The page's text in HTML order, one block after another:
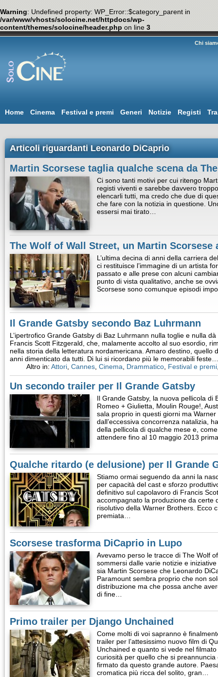
Warning: Undefined property: WP_Error::$category_parent in
/var/www/vhosts/solocine.net/httpdocs/wp-
content/themes/solocine/header.php on line 3
Chi
Home Cinema Festival e premi Generi Notizie Registi
Articoli riguardanti Leonardo DiCaprio
Martin Scorsese taglia qualche scena da
Ci sono tanti motivi per cui ritengo
registi viventi e sarebbe davvero
elencarli tutti, ma credo che due di
che fare con la notizia in questione.
essersi mai tirato…
The Wolf of Wall Street, un Martin Scorsese
L’ultima decina di anni della carriera
ci restituisce l’immagine di un artista
passato e alle prese con alcuni
punto di vista qualitativo, anche se
Scorsese sono comunque episodi
Il Grande Gatsby secondo Baz Luhrmann
L’ipertrofico Grande Gatsby di Baz Luhrmann nulla toglie e nulla
Francis Scott Fitzgerald, che, malamente accolto al suo esordio,
nella storia della letteratura nordamericana. Amaro destino, quello
anni dimenticato da tutti. Di lui si ricordano più le memorabili feste…
Altro in: Attori Cannes Cinema Drammatico Festival e premi
Un secondo trailer per Il Grande Gatsby
Il Grande Gatsby, la nuova pellicola di
Romeo + Giulietta, Moulin Rouge!,
sala proprio in questi giorni ma
dall’eccessiva concorrenza natalizia,
della pellicola di qualche mese e,
attendere fino al 10 maggio 2013
Qualche ritardo (e delusione) per Il Grande
Stiamo ormai seguendo da anni la
per capacità del cast e sforzo
definitivo sul capolavoro di Francis
accompagnato la produzione da certe
risolutivo della Warner Brothers. Ecco
premiata…
Scorsese trasforma DiCaprio in Lupo
Avevamo perso le tracce di The Wolf
sommersi dalle varie notizie e
sia Martin Scorsese che Leonardo
Paramount sembra proprio che non
distribuzione ma che possa anche
di fine…
Primo trailer per Django Unchained
Come molti di voi sapranno è
trailer per l’attesissimo nuovo film di
Unchained e quanto si vede nel
curiosità per quello che si preannuncia
firmato da questo grande autore.
cromatica più ricca del solito, gran…